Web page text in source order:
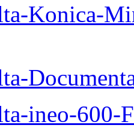
Konica-
ineo-600-